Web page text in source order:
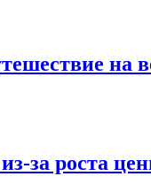
на
за роста